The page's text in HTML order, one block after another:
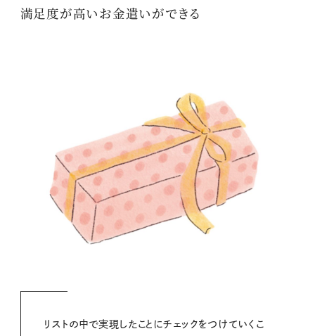
満足度が高いお金遣いができる
リストの中で実現したことにチェックをつけていくこ